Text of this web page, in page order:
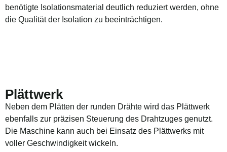
benötigte Isolationsmaterial deutlich reduziert werden, ohne
die Qualität der Isolation zu beeinträchtigen.
Plättwerk
Neben dem Plätten der runden Drähte wird das Plättwerk
ebenfalls zur präzisen Steuerung des Drahtzuges genutzt.
Die Maschine kann auch bei Einsatz des Plättwerks mit
voller Geschwindigkeit wickeln.